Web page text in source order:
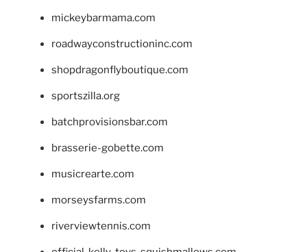
mickeybarmama.com
roadwayconstructioninc.com
shopdragonflyboutique.com
sportszilla.org
batchprovisionsbar.com
brasserie-gobette.com
musicrearte.com
morseysfarms.com
riverviewtennis.com